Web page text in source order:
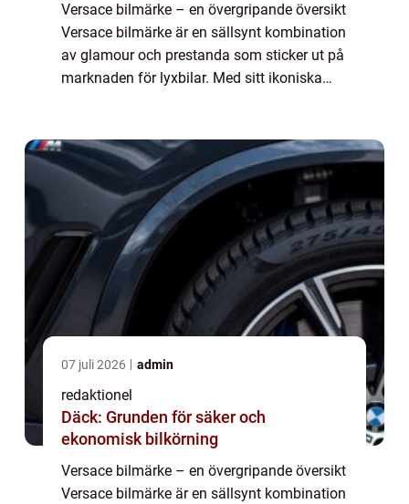
Versace bilmärke – en övergripande översikt
Versace bilmärke är en sällsynt kombination
av glamour och prestanda som sticker ut på
marknaden för lyxbilar. Med sitt ikoniska
07 juli 2026 admin
redaktionel
Däck: Grunden för säker och
ekonomisk bilkörning
Versace bilmärke – en övergripande översikt
Versace bilmärke är en sällsynt kombination